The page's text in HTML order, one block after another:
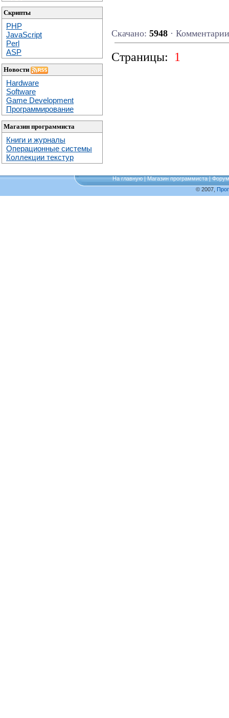
Скрипты
PHP
JavaScript
Perl
ASP
Новости
Hardware
Software
Game Development
Программирование
Магазин программиста
Книги и журналы
Операционные системы
Коллекции текстур
Скачано: 5948 ·
Страницы: 1
На главную|Магазин программиста|Форум
© 2007,